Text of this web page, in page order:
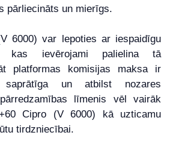
pārliecināts un mierīgs.
6000) var lepoties ar iespaidīgu
kas ievērojami palielina tā
platformas komisijas maksa ir
saprātīga un atbilst nozares
līmenis vēl vairāk
Cipro (V 6000) kā uzticamu
tirdzniecībai.